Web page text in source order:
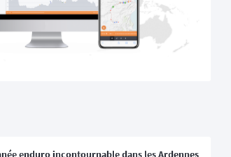
enduro incontournable dans les Ardennes